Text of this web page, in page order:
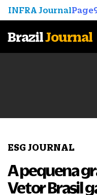
INFRA Journal
BrazilJournal
ESG JOURNAL
A pequena
Vetor Brasil